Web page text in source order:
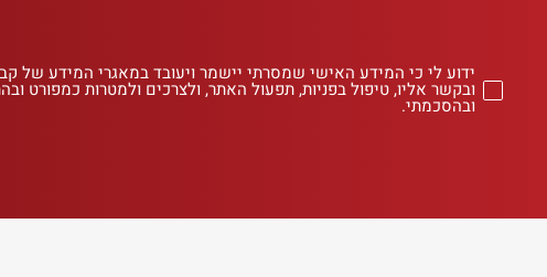
ידוע לי כי המידע האישי שמסרתי יישמר ויעובד במאגרי המידע של
ובקשר אליו, טיפול בפניות, תפעול האתר, ולצרכים ולמטרות כמפורט
ובהסכמתי.